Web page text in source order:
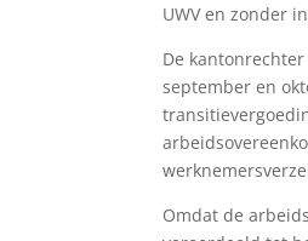
UWV en zonder
De
september en
Omdat de